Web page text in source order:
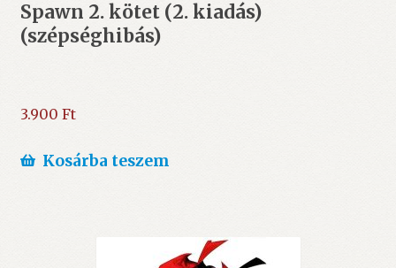
Spawn 2. kötet (2. kiadás)
(szépséghibás)
3.900 Ft
Kosárba teszem